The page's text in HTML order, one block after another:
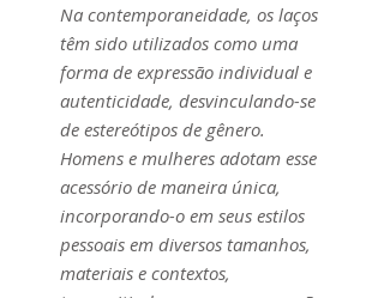
Na contemporaneidade, os laços
têm sido utilizados como uma
forma de expressão individual e
autenticidade, desvinculando-se
de estereótipos de gênero.
Homens e mulheres adotam esse
acessório de maneira única,
incorporando-o em seus estilos
pessoais em diversos tamanhos,
materiais e contextos,